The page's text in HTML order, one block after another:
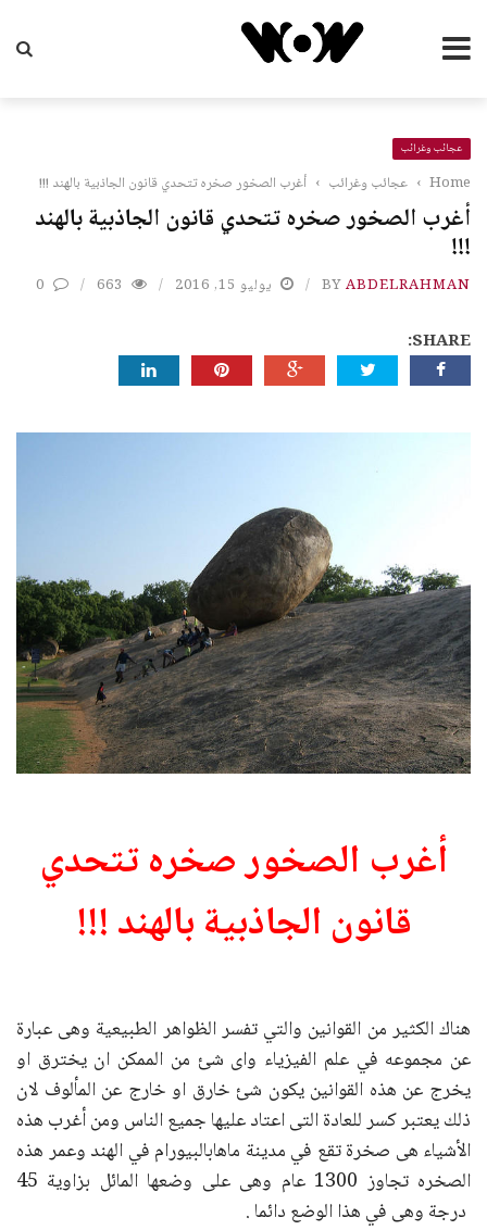
عجائب وغرائب
Home
› عجائب وغرائب › أغرب الصخور صخره تتحدي قانون الجاذبية بالهند !!!
أغرب الصخور صخره تتحدي قانون الجاذبية بالهند
!!!
BYABDELRAHMAN يوليو 15, 2016 663
0
SHARE:
أغرب الصخور صخره تتحدي
قانون الجاذبية بالهند !!!
هناك الكثير من القوانين والتي تفسر الظواهر الطبيعية وهى عبارة
عن مجموعه في علم الفيزياء واى شئ من الممكن ان يخترق او
يخرج عن هذه القوانين يكون شئ خارق او خارج عن المألوف لان
ذلك يعتبر كسر للعادة التى اعتاد عليها جميع الناس ومن أغرب هذه
الأشياء هى صخرة تقع في مدينة ماهابالبيورام في الهند وعمر هذه
الصخره تجاوز 1300 عام وهى على وضعها المائل بزاوية 45
درجة وهى في هذا الوضع دائما .